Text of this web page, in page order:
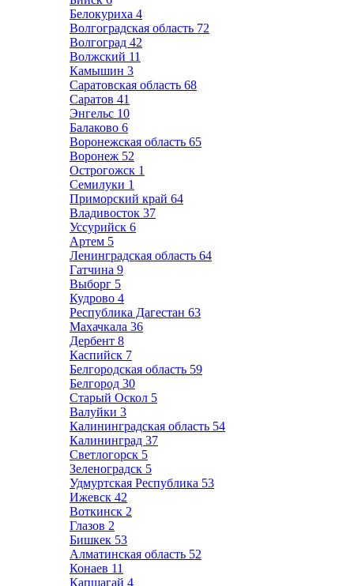
Белокуриха 4
Волгоградская область 72
Волгоград 42
Волжский 11
Камышин 3
Саратовская область 68
Саратов 41
Энгельс 10
Балаково 6
Воронежская область 65
Воронеж 52
Острогожск 1
Семилуки 1
Приморский край 64
Владивосток 37
Уссурийск 6
Артем 5
Ленинградская область 64
Гатчина 9
Выборг 5
Кудрово 4
Республика Дагестан 63
Махачкала 36
Дербент 8
Каспийск 7
Белгородская область 59
Белгород 30
Старый Оскол 5
Валуйки 3
Калининградская область 54
Калининград 37
Светлогорск 5
Зеленоградск 5
Удмуртская Республика 53
Ижевск 42
Воткинск 2
Глазов 2
Бишкек 53
Алматинская область 52
Конаев 11
Капшагай 4